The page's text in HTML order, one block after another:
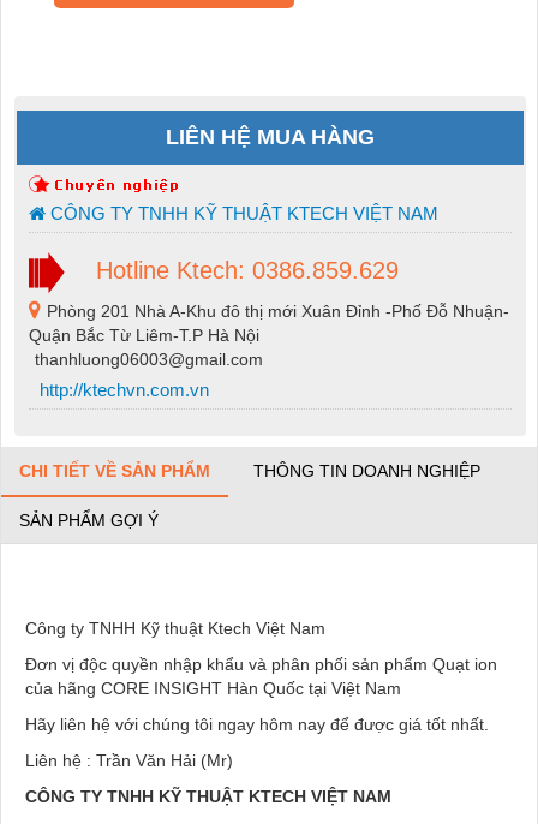
LIÊN HỆ MUA HÀNG
CÔNG TY TNHH KỸ THUẬT KTECH VIỆT NAM
Hotline Ktech: 0386.859.629
Phòng 201 Nhà A-Khu đô thị mới Xuân Đỉnh -Phố Đỗ Nhuận-
Quận Bắc Từ Liêm-T.P Hà Nội
thanhluong06003@gmail.com
http://ktechvn.com.vn
CHI TIẾT VỀ SẢN PHẨM THÔNG TIN DOANH NGHIỆP
SẢN PHẨM GỢI Ý
Công ty TNHH Kỹ thuật Ktech Việt Nam
Đơn vị độc quyền nhập khẩu và phân phối sản phẩm Quạt ion
của hãng CORE INSIGHT Hàn Quốc tại Việt Nam
Hãy liên hệ với chúng tôi ngay hôm nay để được giá tốt nhất.
Liên hệ : Trần Văn Hải (Mr)
CÔNG TY TNHH KỸ THUẬT KTECH VIỆT NAM